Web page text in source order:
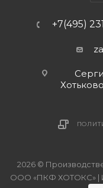
+7(495)
2026 ©
ООО «ПКФ ХОТОКС» |